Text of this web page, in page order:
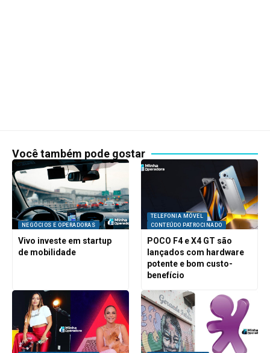
Você também pode gostar
NEGÓCIOS E OPERADORAS
Vivo investe em startup
de mobilidade
TELEFONIA MÓVEL
CONTEÚDO PATROCINADO
POCO F4 e X4 GT são
lançados com hardware
potente e bom custo-
benefício